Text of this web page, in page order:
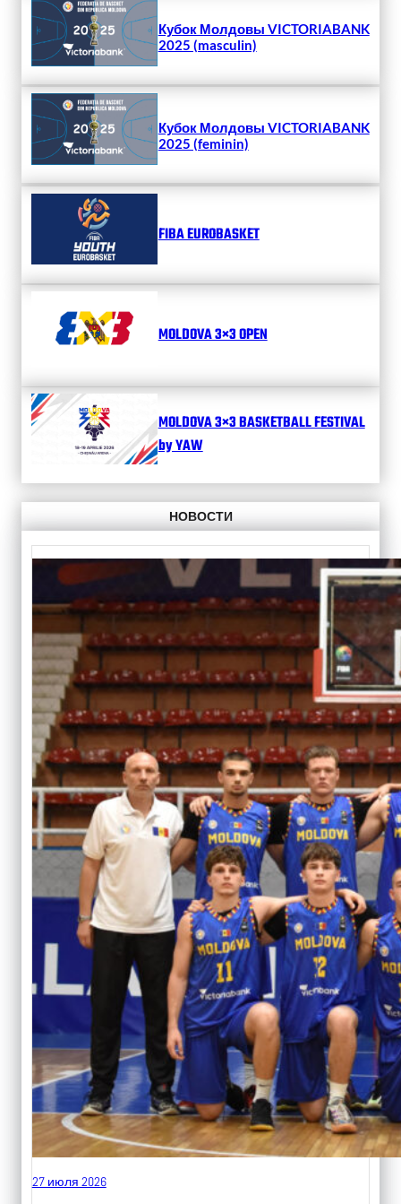
Кубок Молдовы VICTORIABANK
2025 (masculin)
Кубок Молдовы VICTORIABANK
2025 (feminin)
FIBA EUROBASKET
MOLDOVA 3×3 OPEN
MOLDOVA 3×3 BASKETBALL FESTIVAL
by YAW
НОВОСТИ
27 июля 2026